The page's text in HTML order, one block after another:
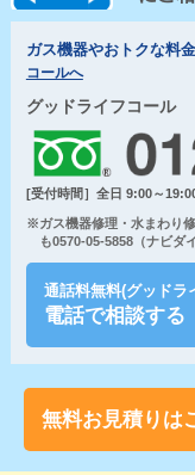
ガス機器やおトクな料
コールへ
グッドライフコール
[受付時間］全日 9:00～
※ガス機器修理・水まわり
も0570-05-5858（ナビダ
通話料無料(グッドラ
電話で相談する
無料お見積りは